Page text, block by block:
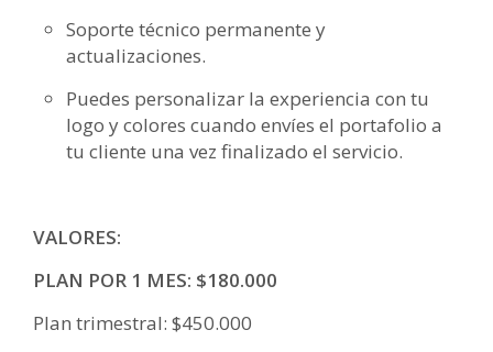
Soporte técnico permanente y
actualizaciones.
Puedes personalizar la experiencia con tu
logo y colores cuando envíes el portafolio a
tu cliente una vez finalizado el servicio.
VALORES:
PLAN POR 1 MES: $180.000
Plan trimestral: $450.000